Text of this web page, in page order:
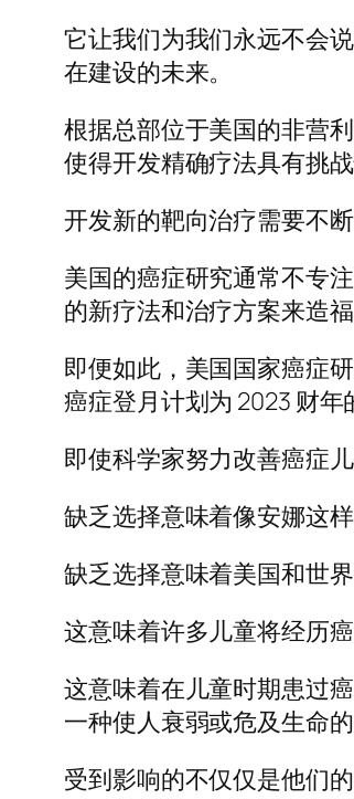
它让我们为我们永远不会
在建设的未来。
根据总部位于美国的非营
使得开发精确疗法具有挑
开发新的靶向治疗需要不
美国的癌症研究通常不专
的新疗法和治疗方案来造福
即便如此，美国国家癌症
癌症登月计划为 2023 财年
即使科学家努力改善癌症
缺乏选择意味着像安娜这
缺乏选择意味着美国和世
这意味着许多儿童将经历
这意味着在儿童时期患过
一种使人衰弱或危及生命的
受到影响的不仅仅是他们